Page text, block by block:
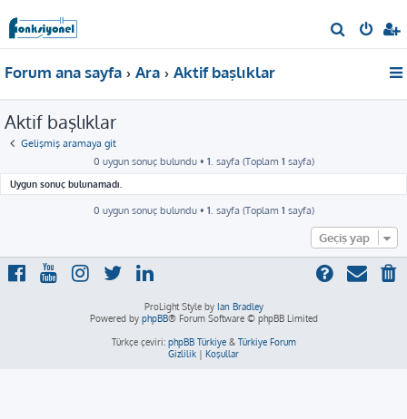
r
Forum ana sayfa Ara Aktif başlıklar
Aktif başlıklar
Gelişmiş aramaya git
0 uygun sonuç bulundu • 1 . sayfa (Toplam 1 sayfa)
Uygun sonuç bulunamadı.
0 uygun sonuç bulundu • 1 . sayfa (Toplam 1 sayfa)
Geçiş yap
ProLight Style by Ian Bradley
Powered by phpBB® Forum Software © phpBB Limited
Türkçe çeviri: phpBB Türkiye& Türkiye Forum
Gizlilik | Koşullar